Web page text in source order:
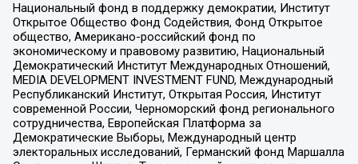
Национальный фонд в поддержку демократии, Институт
Открытое Общество Фонд Содействия, Фонд Открытое
общество, Американо-российский фонд по
экономическому и правовому развитию, Национальный
Демократический Институт Международных Отношений,
MEDIA DEVELOPMENT INVESTMENT FUND, Международный
Республиканский Институт, Открытая Россия, Институт
современной России, Черноморский фонд регионального
сотрудничества, Европейская Платформа за
Демократические Выборы, Международный центр
электоральных исследований, Германский фонд Маршалла